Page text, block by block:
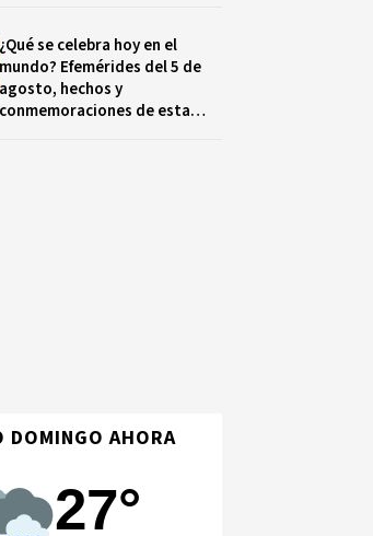
¿Qué se celebra hoy en el
mundo? Efemérides del 5 de
agosto, hechos y
conmemoraciones de esta
DOMINGO AHORA
27°